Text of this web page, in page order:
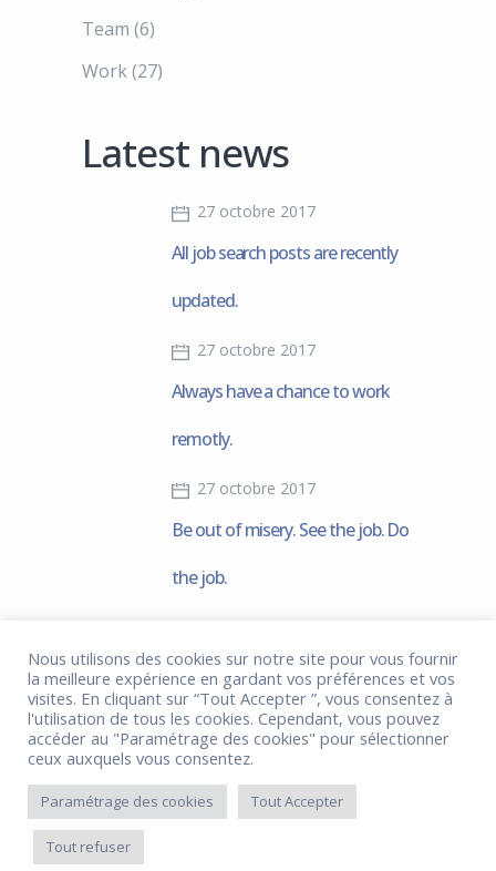
Team (6)
Work(27)
Latest news
27 octobre 2017
All job search posts are recently
updated.
27 octobre 2017
Always have a chance to work
remotly.
27 octobre 2017
Be out of misery. See the job. Do
the job.
Tag Cloud
Business Design Trends
Technology
Video Work Youth
Nous utilisons des cookies sur notre site pour vous fournir
la meilleure expérience en gardant vos préférences et vos
visites. En cliquant sur “Tout Accepter ”, vous consentez à
l'utilisation de tous les cookies. Cependant, vous pouvez
accéder au "Paramétrage des cookies" pour sélectionner
ceux auxquels vous consentez.
Paramétrage des cookies Tout Accepter
Tout refuser